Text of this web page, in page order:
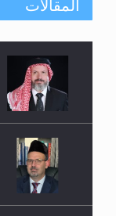
المقالات